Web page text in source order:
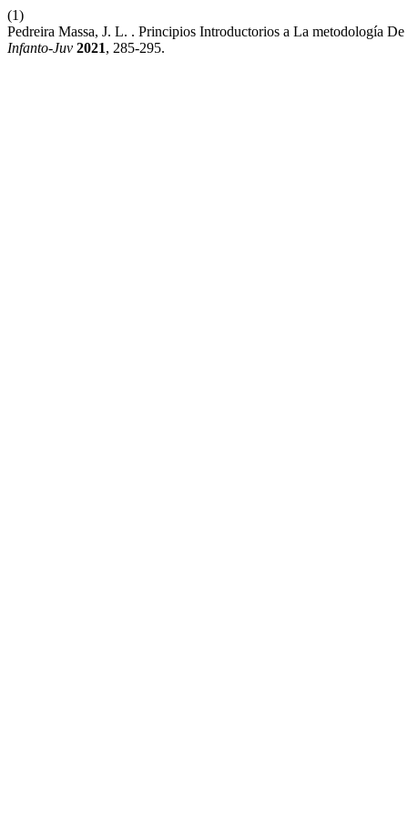
(1)
Pedreira Massa, J. L. . Principios Introductorios a La metodología
Infanto-Juv 2021, 285-295.